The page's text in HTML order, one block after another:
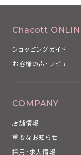
Chacott
ショッピングガイド
お客様の声・レビュー
COMPANY
店舗情報
重要なお知らせ
採用・求人情報